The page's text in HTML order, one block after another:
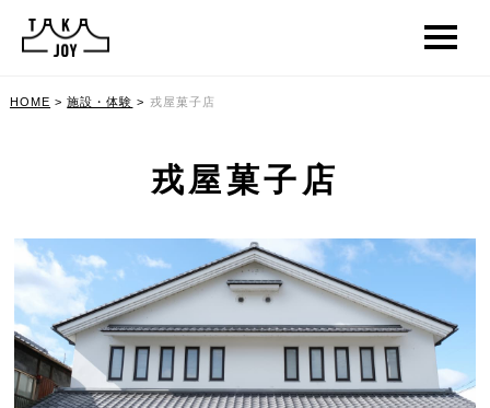
HOME >施設・体験 > 戎屋菓子店
戎屋菓子店